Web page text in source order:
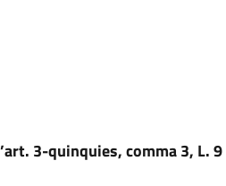
3-quinquies, comma 3, L. 9